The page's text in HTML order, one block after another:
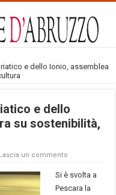
e dello Ionio, assemblea
e dello
su sostenibilità,
Lascia un commento
Si è svolta a
Pescara la